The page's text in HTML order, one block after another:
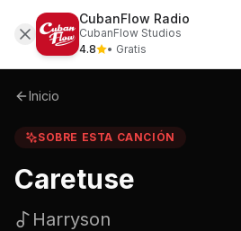
Sobre Caretuse-
Inicio
SOBRE ESTA CANCIÓN
Caretuse
Harryson
CubanFlow Radio
CubanFlow Studios
4.8
• Gratis